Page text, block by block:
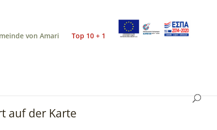
von Amari Top 10 + 1
auf der Karte